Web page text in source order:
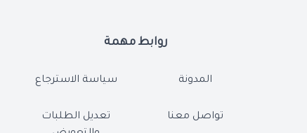
روابط مهمة
المدونة
تواصل معنا
سياسة الاسترجاع
تعديل الطلبات